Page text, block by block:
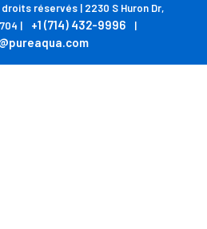
réservés | 2230 S Huron Dr,
|
+1 (714) 432-9996 |